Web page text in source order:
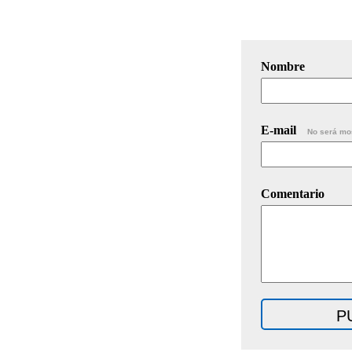
Nombre
E-mail No será
Comentario